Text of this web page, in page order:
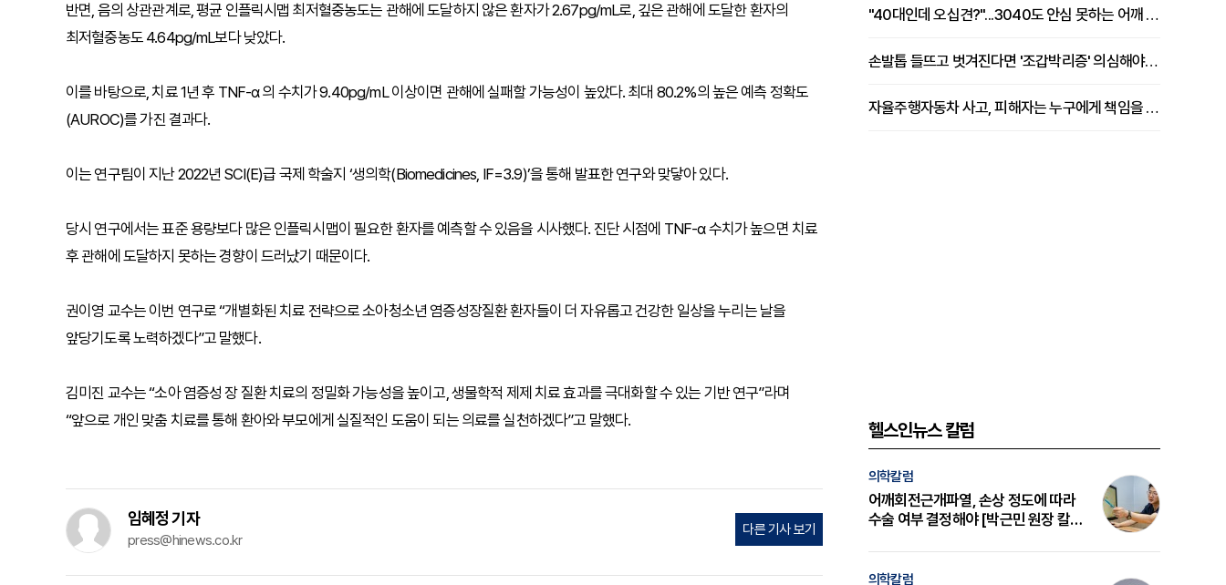
반면, 음의 상관관계로, 평균 인플릭시맵 최저혈중농도는 관해에 도달하지 않은 환자가 2.67pg/mL로, 깊은 관해에 도달한 환자의
최저혈중농도 4.64pg/mL보다 낮았다.
이를 바탕으로, 치료 1년 후 TNF-α 의 수치가 9.40pg/mL 이상이면 관해에 실패할 가능성이 높았다. 최대 80.2%의 높은 예측 정확도
(AUROC)를 가진 결과다.
이는 연구팀이 지난 2022년 SCI(E)급 국제 학술지 ‘생의학(Biomedicines, IF=3.9)’을 통해 발표한 연구와 맞닿아 있다.
당시 연구에서는 표준 용량보다 많은 인플릭시맵이 필요한 환자를 예측할 수 있음을 시사했다. 진단 시점에 TNF-α 수치가 높으면 치료
후 관해에 도달하지 못하는 경향이 드러났기 때문이다.
권이영 교수는 이번 연구로 “개별화된 치료 전략으로 소아청소년 염증성장질환 환자들이 더 자유롭고 건강한 일상을 누리는 날을
앞당기도록 노력하겠다”고 말했다.
김미진 교수는 “소아 염증성 장 질환 치료의 정밀화 가능성을 높이고, 생물학적 제제 치료 효과를 극대화할 수 있는 기반 연구”라며
“앞으로 개인 맞춤 치료를 통해 환아와 부모에게 실질적인 도움이 되는 의료를 실천하겠다”고 말했다.
임혜정 기자
press@hinews.co.kr
다른 기사 보기
"40대인데 오십견?"...3040도 안심 못하는 어깨 유착성 관절낭염
손발톱 들뜨고 벗겨진다면 '조갑박리증' 의심해야 [김철윤 원장 칼럼]
자율주행자동차 사고, 피해자는 누구에게 책임을 물을 수 있을까
헬스인뉴스 칼럼
의학칼럼
어깨회전근개파열, 손상 정도에 따라
수술 여부 결정해야 [박근민 원장 칼
의학칼럼